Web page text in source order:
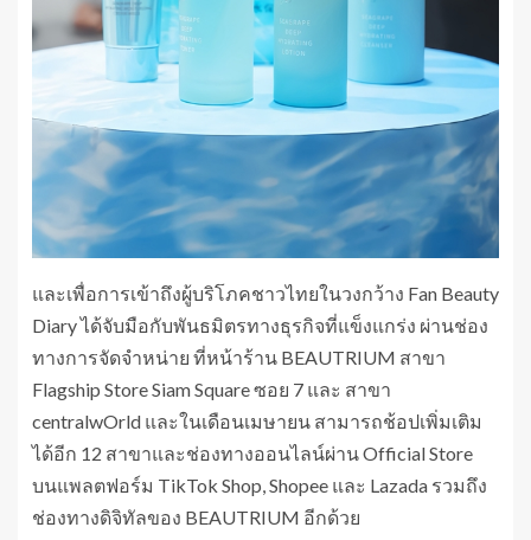
และเพื่อการเข้าถึงผู้บริโภคชาวไทยในวงกว้าง Fan Beauty
Diary ได้จับมือกับพันธมิตรทางธุรกิจที่แข็งแกร่ง ผ่านช่อง
ทางการจัดจำหน่าย ที่หน้าร้าน BEAUTRIUM สาขา
Flagship Store Siam Square ซอย 7 และ สาขา
centralwOrld และในเดือนเมษายน สามารถช้อปเพิ่มเติม
ได้อีก 12 สาขาและช่องทางออนไลน์ผ่าน Official Store
บนแพลตฟอร์ม TikTok Shop, Shopee และ Lazada รวมถึง
ช่องทางดิจิทัลของ BEAUTRIUM อีกด้วย